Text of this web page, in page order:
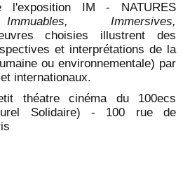
IM - NATURES
Immersives,
choisies illustrent des
et interprétations de la
ou environnementale) par
internationaux.
théatre cinéma du 100ecs
Solidaire) - 100 rue de